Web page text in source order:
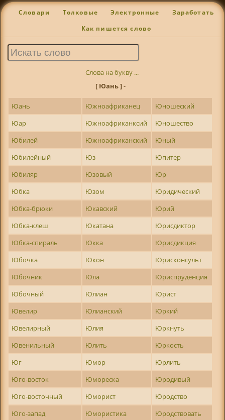
Словари Толковые Электронные Заработать
Как пишется слово
Слова на букву ...
[ Юань ]-
Юань Южноафриканец
Юношеский
Юар
Южноафриканксий
Юношество
Юбилей
Южноафриканский
Юный
Юбилейный
Юз
Юпитер
Юбиляр
Юзовый
Юр
Юбка
Юзом
Юридический
Юбка-брюки
Юкавский
Юрий
Юбка-клеш
Юкатана
Юрисдиктор
Юбка-спираль
Юкка
Юрисдикция
Юбочка
Юкон
Юрисконсульт
Юбочник
Юла
Юриспруденция
Юбочный
Юлиан
Юрист
Ювелир
Юлианский
Юркий
Ювелирный
Юлия
Юркнуть
Ювенильный
Юлить
Юркость
Юг
Юмор
Юрлить
Юго-восток
Юмореска
Юродивый
Юго-восточный
Юморист
Юродство
Юго-запад
Юмористика
Юродствовать